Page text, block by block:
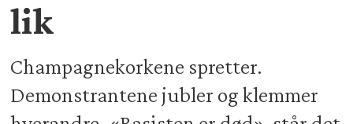
lik
Champagnekorkene spretter.
Demonstrantene jubler og klemmer